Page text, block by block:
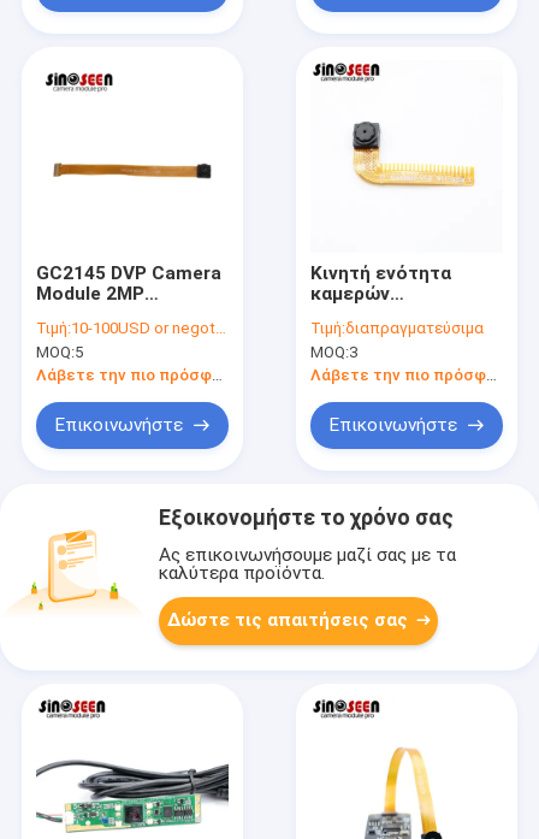
GC2145 DVP Camera
Module 2MP
έξυπνο σπίτι και UAV
Τιμή:10-100USD or negotiable
MOQ:5
Λάβετε την πιο πρόσφατη τιμή
Επικοινωνήστε
Κινητή ενότητα
καμερών
0.3MP DVP με τον
αισθητήρα GC032A
Τιμή:διαπραγματεύσιμα
MOQ:3
Λάβετε την πιο πρόσφατη τιμή
Επικοινωνήστε
Εξοικονομήστε το χρόνο σας
Ας επικοινωνήσουμε μαζί σας με τα
καλύτερα προϊόντα.
Δώστε τις απαιτήσεις σας